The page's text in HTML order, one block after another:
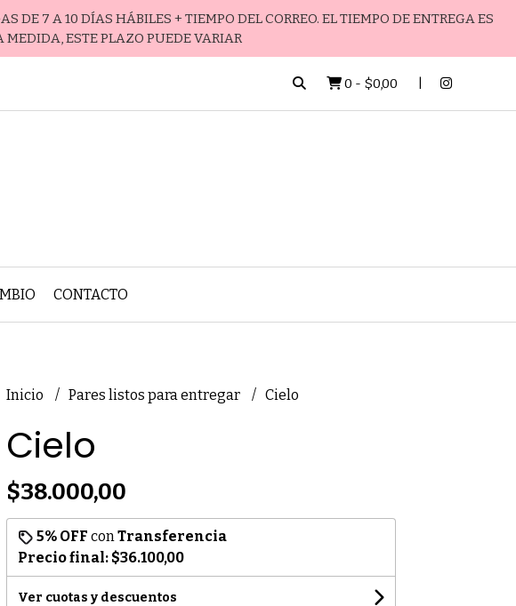
DE 7 A 10 DÍAS HÁBILES + TIEMPO DEL CORREO. EL TIEMPO DE ENTREGA ES
MEDIDA, ESTE PLAZO PUEDE VARIAR
0 - $0,00
CONTACTO
Inicio Pares listos para entregar Cielo
Cielo
$38.000,00
5% OFF conTransferencia
Precio final: $36.100,00
Ver cuotas y descuentos